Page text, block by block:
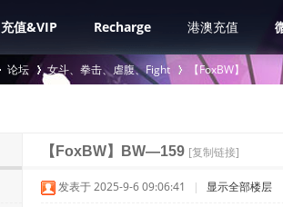
充值&VIP Recharge 港澳充值
论坛 女斗、拳击、虐腹、Fight
›
【FoxBW】
【FoxBW】BW—159 [复制链接]
发表于 2025-9-6 09:06:41 | 显示全部楼层